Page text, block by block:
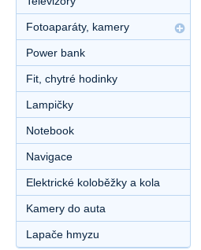
Fotoaparáty, kamery
Power bank
Fit, chytré hodinky
Lampičky
Notebook
Navigace
Elektrické koloběžky a kola
Kamery do auta
Lapače hmyzu